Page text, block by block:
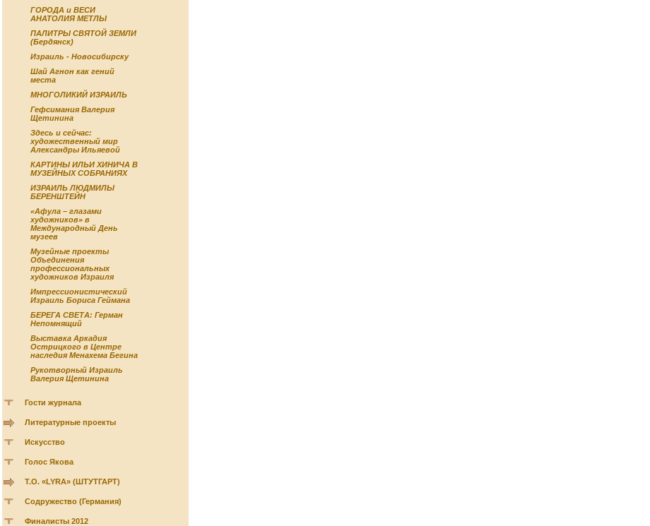
ГОРОДА и ВЕСИ
АНАТОЛИЯ МЕТЛЫ
ПАЛИТРЫ СВЯТОЙ ЗЕМЛИ
(Бердянск)
Израиль - Новосибирску
Шай Агнон как гений
места
МНОГОЛИКИЙ ИЗРАИЛЬ
Гефсимания Валерия
Щетинина
Здесь и сейчас:
художественный мир
Александры Ильяевой
КАРТИНЫ ИЛЬИ ХИНИЧА В
МУЗЕЙНЫХ СОБРАНИЯХ
ИЗРАИЛЬ ЛЮДМИЛЫ
БЕРЕНШТЕЙН
«Афула – глазами
художников» в
Международный День
музеев
Музейные проекты
Объединения
профессиональных
художников Израиля
Импрессионистический
Израиль Бориса Геймана
БЕРЕГА СВЕТА: Герман
Непомнящий
Выставка Аркадия
Острицкого в Центре
наследия Менахема Бегина
Рукотворный Израиль
Валерия Щетинина
Гости журнала
Литературные проекты
Искусство
Голос Якова
Т.О. «LYRA» (ШТУТГАРТ)
Содружество (Германия)
Финалисты 2012